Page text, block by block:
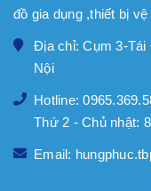
đồ gia dụng ,thiết bị
Địa chỉ: Cụm 3-
Nội
Hotline:
Thứ 2 - Chủ nhật:
Email: